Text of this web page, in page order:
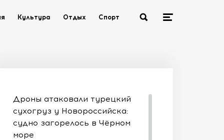
Культура Отдых Спорт
Дроны атаковали турецкий
сухогруз у Новороссийска:
судно загорелось в Чёрном
море